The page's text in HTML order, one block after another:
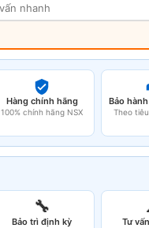
Hàng chính hãng
100% chính hãng NSX
Bảo
Theo
🔧
Bảo trì định kỳ Tư